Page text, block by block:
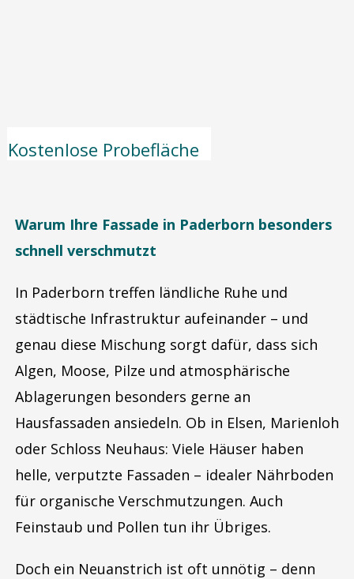
Kostenlose Probefläche
Warum Ihre Fassade in Paderborn besonders
schnell verschmutzt
In Paderborn treffen ländliche Ruhe und
städtische Infrastruktur aufeinander – und
genau diese Mischung sorgt dafür, dass sich
Algen, Moose, Pilze und atmosphärische
Ablagerungen besonders gerne an
Hausfassaden ansiedeln. Ob in Elsen, Marienloh
oder Schloss Neuhaus: Viele Häuser haben
helle, verputzte Fassaden – idealer Nährboden
für organische Verschmutzungen. Auch
Feinstaub und Pollen tun ihr Übriges.
Doch ein Neuanstrich ist oft unnötig – denn